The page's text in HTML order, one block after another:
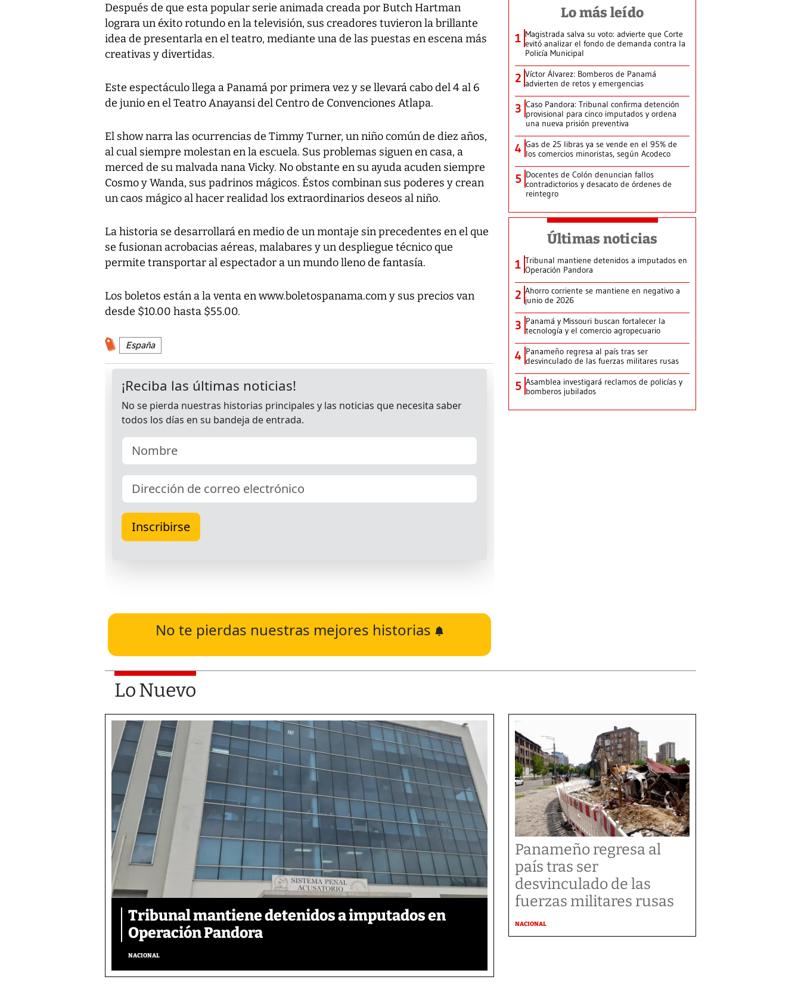
Después de que esta popular serie animada creada por Butch Hartman
lograra un éxito rotundo en la televisión, sus creadores tuvieron la brillante
idea de presentarla en el teatro, mediante una de las puestas en escena más
creativas y divertidas.
Este espectáculo llega a Panamá por primera vez y se llevará cabo del 4 al 6
de junio en el Teatro Anayansi del Centro de Convenciones Atlapa.
El show narra las ocurrencias de Timmy Turner, un niño común de diez años,
al cual siempre molestan en la escuela. Sus problemas siguen en casa, a
merced de su malvada nana Vicky. No obstante en su ayuda acuden siempre
Cosmo y Wanda, sus padrinos mágicos. Éstos combinan sus poderes y crean
un caos mágico al hacer realidad los extraordinarios deseos al niño.
La historia se desarrollará en medio de un montaje sin precedentes en el que
se fusionan acrobacias aéreas, malabares y un despliegue técnico que
permite transportar al espectador a un mundo lleno de fantasía.
Los boletos están a la venta en www.boletospanama.com y sus precios van
desde $10.00 hasta $55.00.
España
No te pierdas nuestras mejores historias
Lo más leído
1 Magistrada salva su voto: advierte que Corte
evitó analizar el fondo de demanda contra la
Policía Municipal
2 Víctor Álvarez: Bomberos de Panamá
advierten de retos y emergencias
3 Caso Pandora: Tribunal confirma detención
provisional para cinco imputados y ordena
una nueva prisión preventiva
4 Gas de 25 libras ya se vende en el 95% de
los comercios minoristas, según Acodeco
5 Docentes de Colón denuncian fallos
contradictorios y desacato de órdenes de
reintegro
Últimas noticias
1 Tribunal mantiene detenidos a imputados en
Operación Pandora
2 Ahorro corriente se mantiene en negativo a
junio de 2026
3 Panamá y Missouri buscan fortalecer la
tecnología y el comercio agropecuario
4 Panameño regresa al país tras ser
desvinculado de las fuerzas militares rusas
5 Asamblea investigará reclamos de policías y
bomberos jubilados
Lo Nuevo
Tribunal mantiene detenidos a imputados en
Operación Pandora
NACIONAL
Panameño regresa al
país tras ser
desvinculado de las
fuerzas militares rusas
NACIONAL